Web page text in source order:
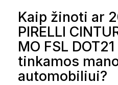
Kaip žinoti ar
PIRELLI
MO FSL
tinkamos
automobiliui?